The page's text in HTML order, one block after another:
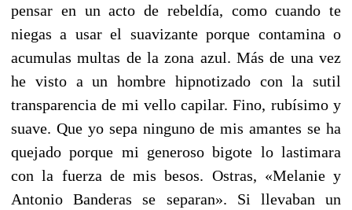
pensar en un acto de rebeldía, como cuando te
niegas a usar el suavizante porque contamina o
acumulas multas de la zona azul. Más de una vez
he visto a un hombre hipnotizado con la sutil
transparencia de mi vello capilar. Fino, rubísimo y
suave. Que yo sepa ninguno de mis amantes se ha
quejado porque mi generoso bigote lo lastimara
con la fuerza de mis besos. Ostras, «Melanie y
Antonio Banderas se separan». Si llevaban un